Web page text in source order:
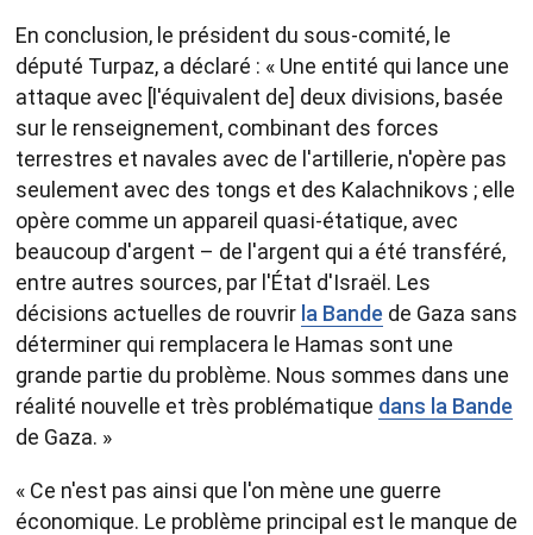
En conclusion, le président du sous-comité, le
député Turpaz, a déclaré : « Une entité qui lance une
attaque avec [l'équivalent de] deux divisions, basée
sur le renseignement, combinant des forces
terrestres et navales avec de l'artillerie, n'opère pas
seulement avec des tongs et des Kalachnikovs ; elle
opère comme un appareil quasi-étatique, avec
beaucoup d'argent – de l'argent qui a été transféré,
entre autres sources, par l'État d'Israël. Les
décisions actuelles de rouvrir la Bande de Gaza sans
déterminer qui remplacera le Hamas sont une
grande partie du problème. Nous sommes dans une
réalité nouvelle et très problématique dans la Bande
de Gaza. »
« Ce n'est pas ainsi que l'on mène une guerre
économique. Le problème principal est le manque de